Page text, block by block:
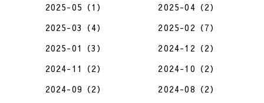
2025-05（1）
2025-04（2）
2025-03（4）
2025-02（7）
2025-01（3）
2024-12（2）
2024-11（2）
2024-10（2）
2024-09（2）
2024-08（2）